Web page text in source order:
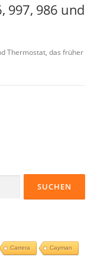
997, 986 und
Thermostat, das früher
Carrera Cayman